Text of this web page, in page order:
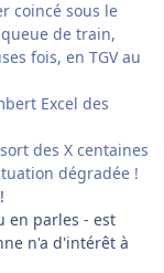
coincé sous le
de train,
fois, en TGV au
Excel des
des X centaines
dégradée !
en parles - est
n'a d'intérêt à